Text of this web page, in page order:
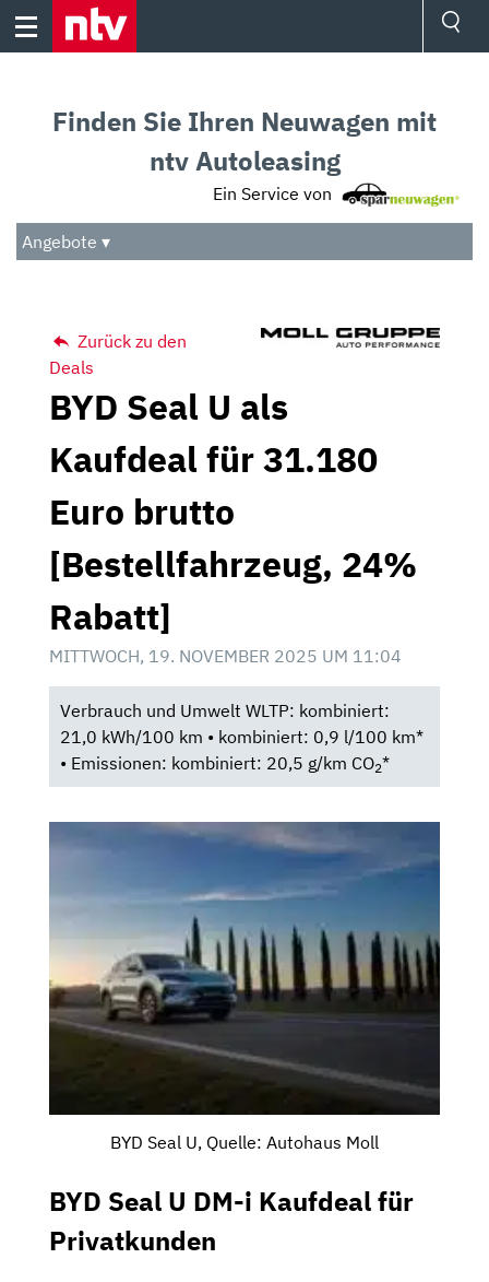
Skip
Audio
Das Beste
Finden Sie Ihren Neuwagen mit
ntv Autoleasing
Ein Service von
Angebote ▾
Zurück zu den
Deals
BYD Seal U als
Kaufdeal für 31.180
Euro brutto
[Bestellfahrzeug, 24%
Rabatt]
MITTWOCH, 19. NOVEMBER 2025 UM 11:04
Verbrauch und Umwelt WLTP: kombiniert:
21,0 kWh/100 km • kombiniert: 0,9 l/100 km*
• Emissionen: kombiniert: 20,5 g/km CO2*
BYD Seal U, Quelle: Autohaus Moll
BYD Seal U DM-i Kaufdeal für
Privatkunden